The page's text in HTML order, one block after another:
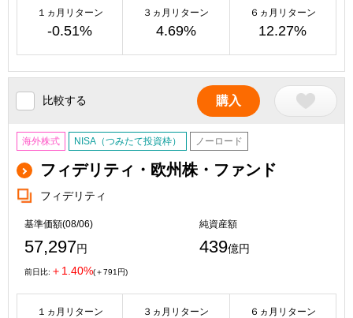
１ヵ月リターン
-0.51%
３ヵ月リターン
4.69%
６ヵ月リターン
12.27%
比較する 購入
海外株式 NISA（つみたて投資枠） ノーロード
フィデリティ・欧州株・ファンド
フィデリティ
基準価額(08/06)
57,297円
純資産額
439億円
前日比: ＋1.40%(＋791円)
１ヵ月リターン ３ヵ月リターン ６ヵ月リターン